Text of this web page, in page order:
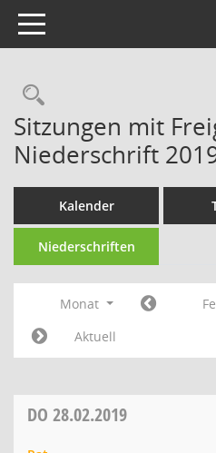
Toggle navigation
Sitzungen mit
Niederschrift
Kalender
Niederschriften
Monat
Aktuell
DO 28.02.2019